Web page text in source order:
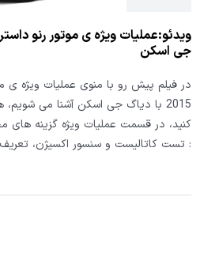
جی اسکن
در فیلم پیش رو با منوی عملیات ویژه ی
2015 با دیاگ جی اسکن آشنا می
کنید، در قسمت عملیات ویژه گزینه های
: تست کاتالیست و سنسور اکسیژن،